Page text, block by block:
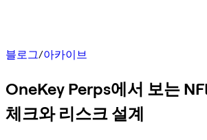
블로그/아카이브
OneKey Perps에서 보는
체크와 리스크 설계